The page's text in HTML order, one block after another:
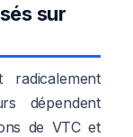
sur
dépendent
de VTC et